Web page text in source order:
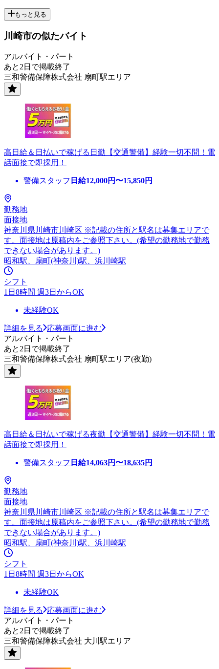
もっと見る
川崎市の似たバイト
アルバイト・パート
あと2日で掲載終了
三和警備保障株式会社 扇町駅エリア
高日給＆日払いで稼げる日勤【交通警備】経験一切不問！電
話面接で即採用！
警備スタッフ 日給12,000円〜15,850円
勤務地
面接地
神奈川県川崎市川崎区 ※記載の住所と駅名は募集エリアで
す。面接地は原稿内をご参照下さい。(希望の勤務地で勤務
できない場合があります。)
昭和駅、扇町(神奈川)駅、浜川崎駅
シフト
1日8時間 週3日からOK
未経験OK
詳細を見る
応募画面に進む
アルバイト・パート
あと2日で掲載終了
三和警備保障株式会社 扇町駅エリア(夜勤)
高日給＆日払いで稼げる夜勤【交通警備】経験一切不問！電
話面接で即採用！
警備スタッフ 日給14,063円〜18,635円
勤務地
面接地
神奈川県川崎市川崎区 ※記載の住所と駅名は募集エリアで
す。面接地は原稿内をご参照下さい。(希望の勤務地で勤務
できない場合があります。)
昭和駅、扇町(神奈川)駅、浜川崎駅
シフト
1日8時間 週3日からOK
未経験OK
詳細を見る
応募画面に進む
アルバイト・パート
あと2日で掲載終了
三和警備保障株式会社 大川駅エリア